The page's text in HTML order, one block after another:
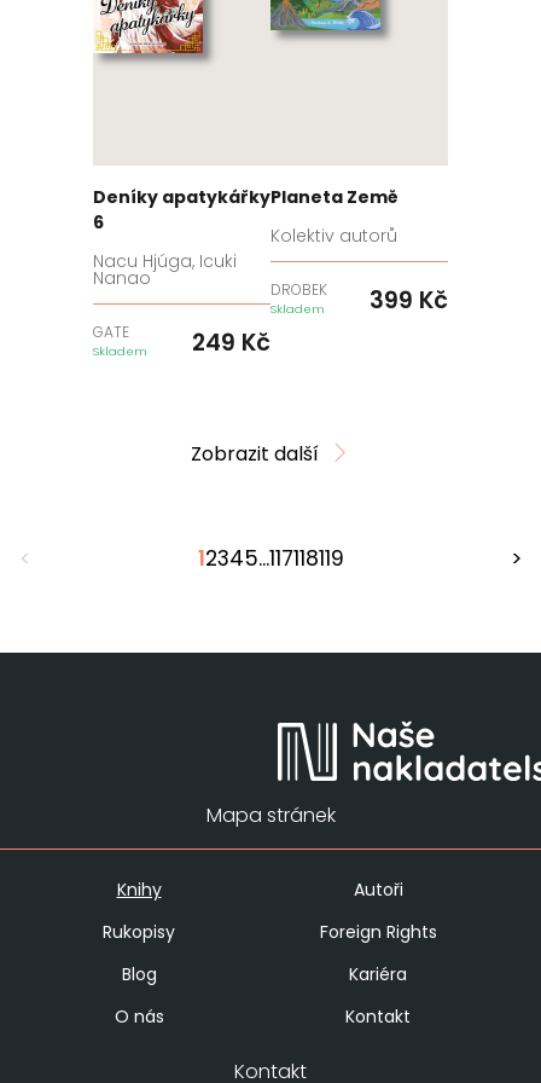
Deníky apatykářky
6
Nacu Hjúga, Icuki
Nanao
GATE
Skladem 249 Kč
Planeta Země
Kolektiv autorů
DROBEK
Skladem 399 Kč
Zobrazit další
< 12345...117118119 >
Mapa stránek
Knihy
Autoři
Rukopisy
Foreign Rights
Blog
Kariéra
O nás
Kontakt
Kontakt